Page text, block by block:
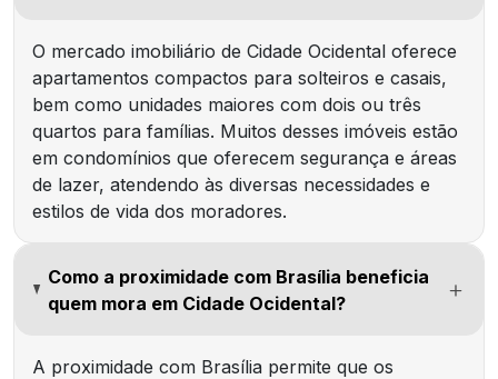
O mercado imobiliário de Cidade Ocidental oferece
apartamentos compactos para solteiros e casais,
bem como unidades maiores com dois ou três
quartos para famílias. Muitos desses imóveis estão
em condomínios que oferecem segurança e áreas
de lazer, atendendo às diversas necessidades e
estilos de vida dos moradores.
Como a proximidade com Brasília beneficia
quem mora em Cidade Ocidental?
A proximidade com Brasília permite que os